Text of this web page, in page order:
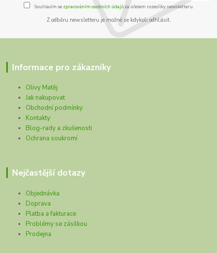
Souhlasím se zpracováním osobních údajůza účelem rozesílky newsletteru.
Z odběru newsletteru je možné se kdykoli odhlásit.
Informace pro zákazníky
Olivy Matěj
Jak nakupovat
Obchodní podmínky
Kontakty
Blog-rady a zkušenosti
Ochrana soukromí
Nejčastější dotazy
Objednávka
Doprava
Platba a fakturace
Problémy se zásilkou
Prodejna